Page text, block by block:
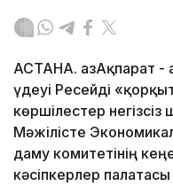
АСТАНА. ҚазАқпарат -
үдеуі Ресейді
көршілестер негізсіз
Мәжілісте
даму комитетінің
кәсіпкерлер